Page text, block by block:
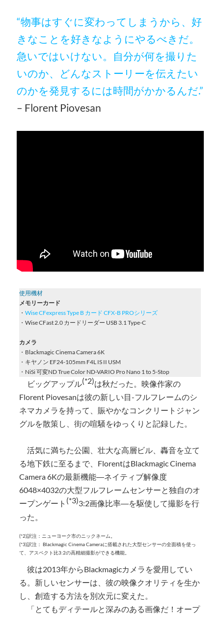
“物事はすぐに変わってしまうから、好
きなことを好きなようにやるべきだ。
急いではいけない。自分が何を撮りた
いのか、どんなストーリーを伝えたい
のかを発見するには時間がかかるんだ.”
– Florent Piovesan
使用機材
メモリーカード
・ Wise CFexpress Type B カード CFX-B PROシリーズ
・Wise CFast 2.0 カードリーダー USB 3.1 Type-C
カメラ
・Blackmagic Cinema Camera 6K
・キヤノン EF24-105mm F4L IS II USM
・NiSi 可変ND True Color ND-VARIO Pro Nano 1 to 5-Stop
ビッグアップル(*2)は秋だった。映像作家の
Florent Piovesanは彼の新しい目-フルフレームのシ
ネマカメラを持って、賑やかなコンクリートジャン
グルを散策し、街の喧騒をゆっくりと記録した。
活気に満ちた公園、壮大な高層ビル、轟音を立て
る地下鉄に至るまで、FlorentはBlackmagic Cinema
Camera 6Kの最新機能―ネイティブ解像度
6048×4032の大型フルフレームセンサーと独自のオ
ープンゲート (*3)3:2画像比率―を駆使して撮影を行
った。
(*2)訳注：ニューヨーク市のニックネーム。
(*3)訳注： Blackmagic Cinema Cameraに搭載された大型センサーの全面積を使っ
て、アスペクト比3:2の高精細撮影ができる機能。
彼は2013年からBlackmagicカメラを愛用してい
る。新しいセンサーは、彼の映像クオリティを生か
し、創造する方法を別次元に変えた。
「とてもディテールと深みのある画像だ！オープ